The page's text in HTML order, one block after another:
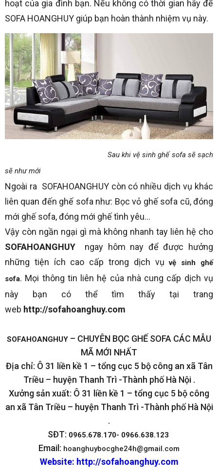
hoạt của gia đình bạn. Nếu không có thời gian hãy để
SOFA HOANGHUY giúp bạn hoàn thành nhiệm vụ này.
Sau khi vệ sinh ghế sofa sẽ sạch
sẽ như mới
Ngoài ra SOFAHOANGHUY còn có nhiều dịch vụ khác
liên quan đến ghế sofa như: Bọc vỏ ghế sofa cũ, đóng
mới ghế sofa, đóng mới ghế tình yêu…
Vậy còn ngần ngại gì mà không nhanh tay liên hệ cho
SOFAHOANGHUY ngay hôm nay để được hưởng
những tiện ích cao cấp trong dịch vụ vệ sinh ghế
sofa. Mọi thông tin liên hệ của nhà cung cấp dịch vụ
này bạn có thể tìm thấy tại trang
web http://sofahoanghuy.com
SOFAHOANGHUY – CHUYÊN BỌC GHẾ SOFA CÁC MẪU
MÃ MỚI NHẤT
Địa chỉ: Ô 31 liền kề 1 – tổng cục 5 bộ công an xã Tân
Triều – huyện Thanh Trì -Thành phố Hà Nội .
Xưởng sản xuất: Ô 31 liền kề 1 – tổng cục 5 bộ công
an xã Tân Triều – huyện Thanh Trì -Thành phố Hà Nội
.
SĐT: 0965.678.170- 0966.638.123
Email: hoanghuybocghe24h@gmail.com
Website: http://sofahoanghuy.com